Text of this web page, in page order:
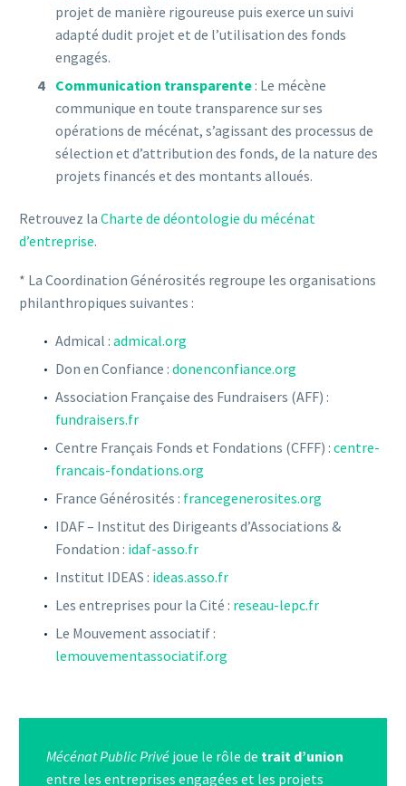
projet de manière rigoureuse puis exerce un suivi
adapté dudit projet et de l’utilisation des fonds
engagés.
Communication transparente : Le mécène
communique en toute transparence sur ses
opérations de mécénat, s’agissant des processus de
sélection et d’attribution des fonds, de la nature des
projets financés et des montants alloués.
Retrouvez la Charte de déontologie du mécénat
d’entreprise.
* La Coordination Générosités regroupe les organisations
philanthropiques suivantes :
Admical : admical.org
Don en Confiance : donenconfiance.org
Association Française des Fundraisers (AFF) :
fundraisers.fr
Centre Français Fonds et Fondations (CFFF) : centre-
francais-fondations.org
France Générosités : francegenerosites.org
IDAF – Institut des Dirigeants d’Associations &
Fondation : idaf-asso.fr
Institut IDEAS : ideas.asso.fr
Les entreprises pour la Cité : reseau-lepc.fr
Le Mouvement associatif :
lemouvementassociatif.org
Mécénat Public Privé joue le rôle de trait d’union
entre les entreprises engagées et les projets